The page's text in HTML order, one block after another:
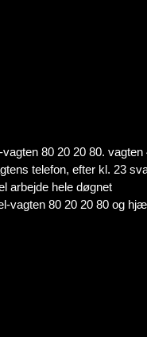
80 20 20 80.
telefon, efter kl. 23
arbejde hele døgnet
vagten 80 20 20 80 og